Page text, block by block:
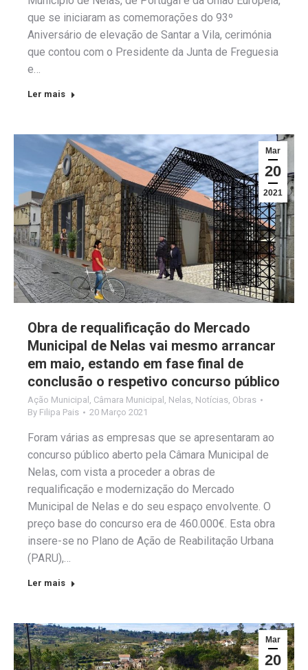
que se iniciaram as comemorações do 93º
Aniversário de elevação de Santar a Vila, cerimónia
que contou com o Presidente da Junta de Freguesia
e…
Ler mais
Mar
20
2021
Obra de requalificação do Mercado
Municipal de Nelas vai mesmo arrancar
em maio, estando em fase final de
conclusão o respetivo concurso público
Ação Municipal Câmara Municipal Nelas Notícias Obras
By Filipa Pais 20 Março 2021
Foram várias as empresas que se apresentaram ao
concurso público aberto pela Câmara Municipal de
Nelas, com vista a proceder a obras de
requalificação e modernização do Mercado
Municipal de Nelas e do seu espaço envolvente. O
preço base do concurso era de 460.000€. Esta obra
insere-se no Plano de Ação de Reabilitação Urbana
(PARU),…
Ler mais
Mar
20